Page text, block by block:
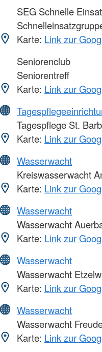
SEG Schnelle
Karte: Link zur
Seniorenclub
Seniorentreff
Karte: Link zur
Tagespflege St.
Karte: Link zur
Wasserwacht
Kreiswasserwacht
Karte: Link zur
Wasserwacht
Wasserwacht
Karte: Link zur
Wasserwacht
Wasserwacht
Karte: Link zur
Wasserwacht
Wasserwacht
Karte: Link zur